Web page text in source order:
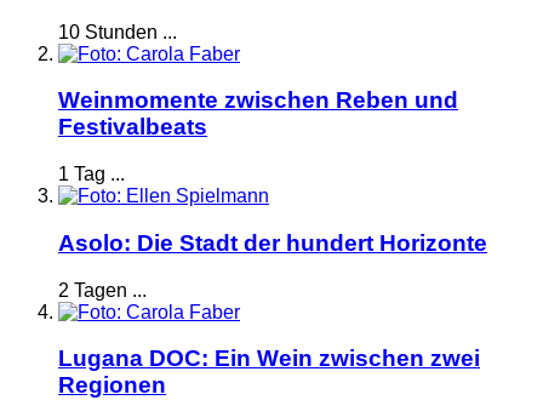
10 Stunden ...
Weinmomente zwischen Reben und
Festivalbeats
1 Tag ...
Asolo: Die Stadt der hundert Horizonte
2 Tagen ...
Lugana DOC: Ein Wein zwischen zwei
Regionen